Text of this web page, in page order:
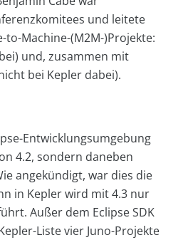
und leitete
to-Machine-(M2M-)Projekte:
und, zusammen mit
bei Kepler dabei).
Entwicklungsumgebung
4.2, sondern daneben
angekündigt, war dies die
in Kepler wird mit 4.3 nur
Außer dem Eclipse SDK
Liste vier Juno-Projekte